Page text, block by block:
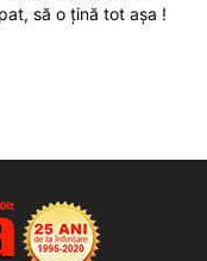
să o țină tot așa !